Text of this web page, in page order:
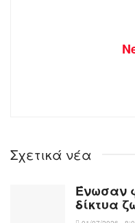
Σχετικά νέα
Ένωσαν
δίκτυα